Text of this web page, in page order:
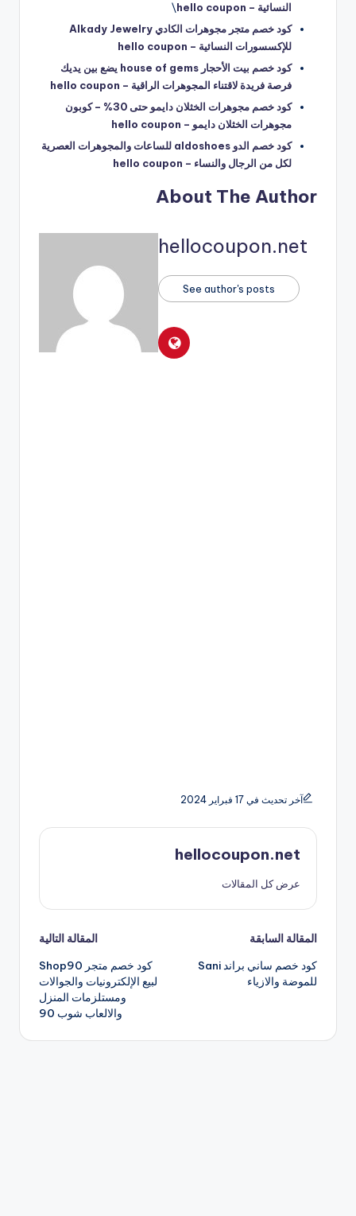
النسائية – hello coupon
\
كود خصم متجر مجوهرات الكادي Alkady Jewelry
للإكسسورات النسائية – hello coupon
كود خصم بيت الأحجار house of gems يضع بين يديك
فرصة فريدة لاقتناء المجوهرات الراقية – hello coupon
كود خصم مجوهرات الخثلان دايمو حتى 30% – كوبون
مجوهرات الخثلان دايمو – hello coupon
كود خصم الدو aldoshoes للساعات والمجوهرات العصرية
لكل من الرجال والنساء – hello coupon
About The Author
hellocoupon.net
See author's posts
آخر تحديث في 17 فبراير 2024
hellocoupon.net
عرض كل المقالات
تصفّح
المقالات
المقالة السابقة
كود خصم ساني براند Sani
للموضة والازياء
المقالة التالية
كود خصم متجر Shop90
لبيع الإلكترونيات والجوالات
ومستلزمات المنزل
والالعاب شوب 90